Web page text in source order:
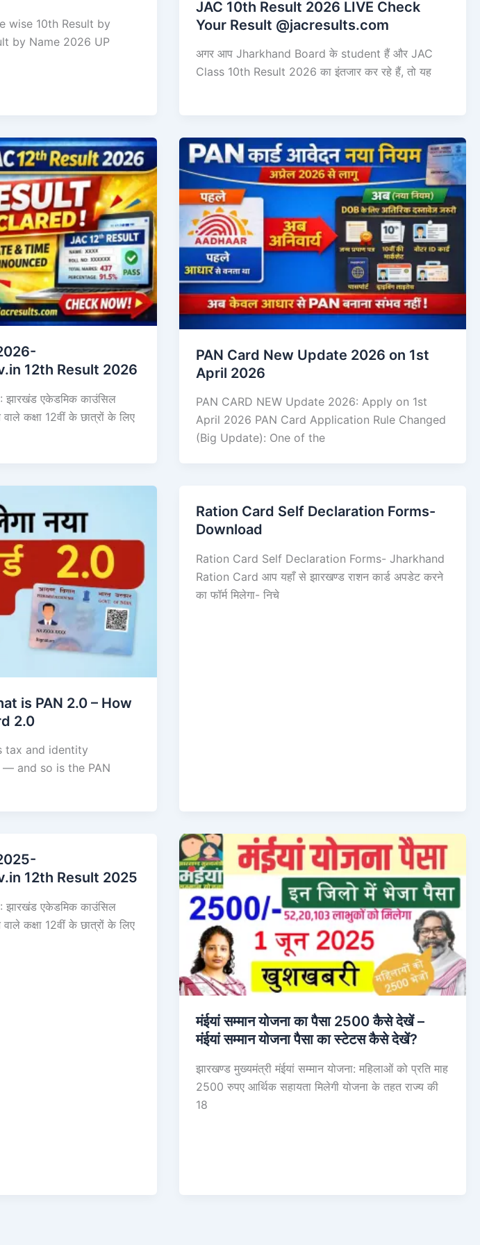
wise 10th Result by
by Name 2026 UP
JAC 10th Result 2026 LIVE Check
Your Result @jacresults.com
अगर आप Jharkhand Board के student हैं और JAC
Class 10th Result 2026 का इंतजार कर रहे हैं, तो यह
12th Result 2026
एकेडमिक काउंसिल
कक्षा 12वीं के छात्रों के लिए
PAN Card New Update 2026 on 1st
April 2026
PAN CARD NEW Update 2026: Apply on 1st
April 2026 PAN Card Application Rule Changed
(Big Update): One of the
is PAN 2.0 – How
2.0
tax and identity
and so is the PAN
Ration Card Self Declaration Forms-
Download
Ration Card Self Declaration Forms- Jharkhand
Ration Card आप यहाँ से झारखण्ड राशन कार्ड अपडेट करने
का फॉर्म मिलेगा- निचे
12th Result 2025
एकेडमिक काउंसिल
कक्षा 12वीं के छात्रों के लिए
मंईयां सम्मान योजना का पैसा 2500 कैसे देखें –
मंईयां सम्मान योजना पैसा का स्टेटस कैसे देखें?
झारखण्ड मुख्यमंत्री मंईयां सम्मान योजना: महिलाओं को प्रति माह
2500 रुपए आर्थिक सहायता मिलेगी योजना के तहत राज्य की
18